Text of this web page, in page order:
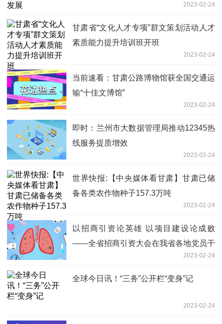
2023-02-24
甘肃省“文化人才专项”群文策划活动人才
素质能力提升培训班开班
2023-02-24
当前速看：甘肃公路博物馆获全国交通运
输“十佳文博馆”
2023-02-24
即时：兰州市大数据管理局推动12345热
线服务提质增效
2023-02-24
世界快报:【中央媒体看甘肃】甘肃已储
备各类农作物种子157.3万吨
2023-02-24
以招商引资论英雄 以项目建设论成败
——全省招商引资大会在我省各地党员干
2023-02-24
全球今日讯！“三务”公开栏“变身”记
2023-02-24